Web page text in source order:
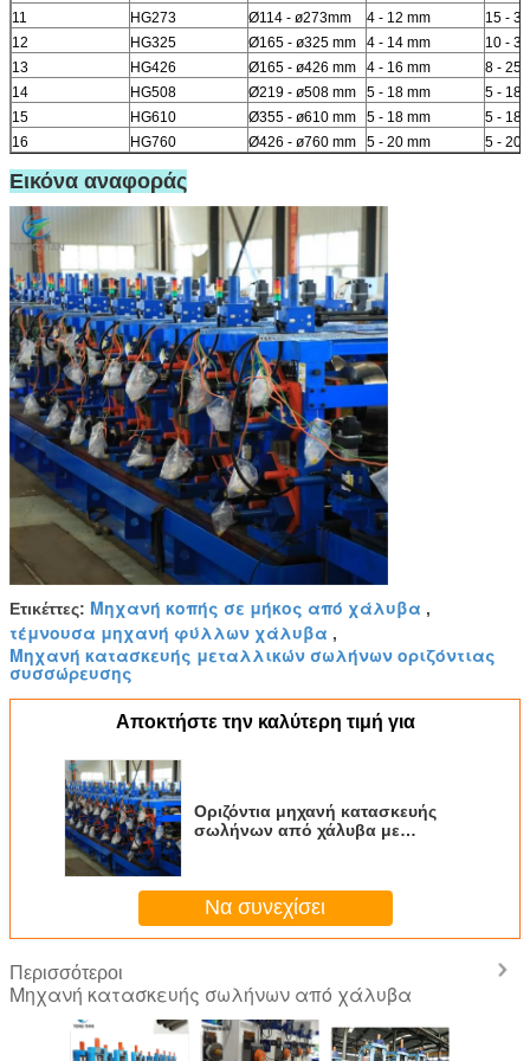
11
HG273 Ø114 - ø273mm 4 - 12 mm
15 - 30
12
HG325 Ø165 - ø325 mm 4 - 14 mm
10 - 30
13
HG426 Ø165 - ø426 mm 4 - 16 mm
8 - 25
14
HG508 Ø219 - ø508 mm 5 - 18 mm
5 - 18
15
HG610 Ø355 - ø610 mm 5 - 18 mm
5 - 18
16
HG760 Ø426 - ø760 mm 5 - 20 mm 5 - 20
Εικόνα αναφοράς
Ετικέττες: Μηχανή κοπής σε μήκος από χάλυβα ,
τέμνουσα μηχανή φύλλων χάλυβα ,
Μηχανή κατασκευής μεταλλικών σωλήνων οριζόντιας
συσσώρευσης
Αποκτήστε την καλύτερη τιμή για
Οριζόντια μηχανή κατασκευής
σωλήνων από χάλυβα με
Να συνεχίσει
Περισσότεροι
Μηχανή κατασκευής σωλήνων από χάλυβα